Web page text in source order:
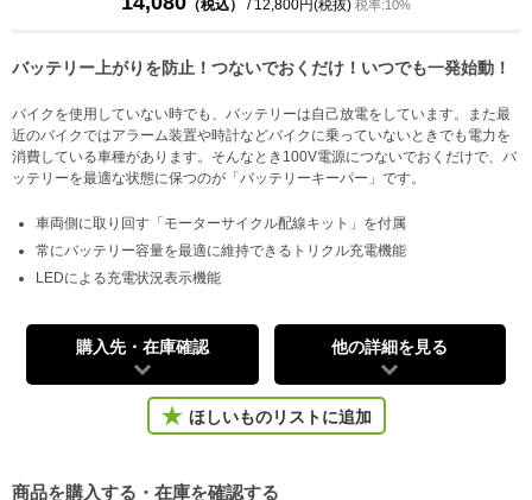
（税込） / 12,800円(税抜) 税率:10%
バッテリー上がりを防止！つないでおくだけ！いつでも一発始動！
バイクを使用していない時でも、バッテリーは自己放電をしています。また最
近のバイクではアラーム装置や時計などバイクに乗っていないときでも電力を
消費している車種があります。そんなとき100V電源につないでおくだけで、バ
ッテリーを最適な状態に保つのが「バッテリーキーパー」です。
車両側に取り回す「モーターサイクル配線キット」を付属
常にバッテリー容量を最適に維持できるトリクル充電機能
LEDによる充電状況表示機能
購入先・在庫確認 他の詳細を見る
ほしいものリストに追加
商品を購入する・在庫を確認する